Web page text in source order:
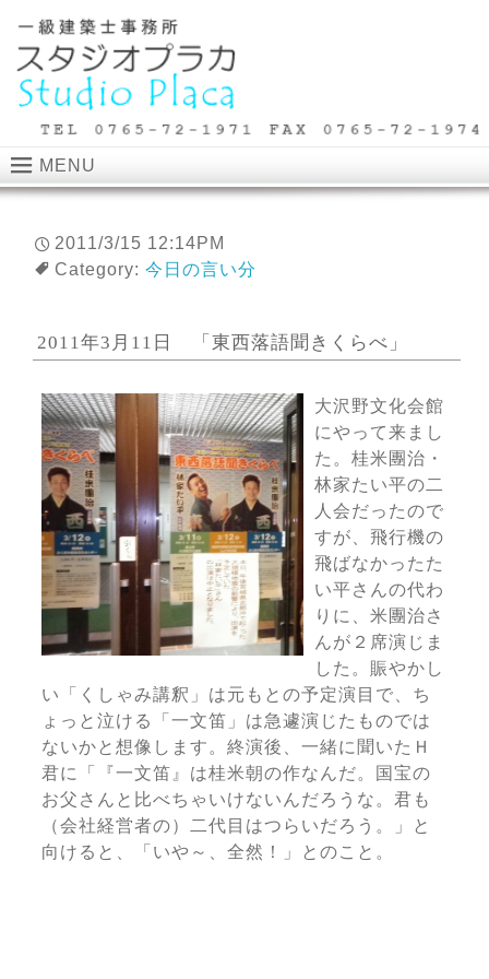
MENU
2011/3/15 12:14PM
Category: 今日の言い分
2011年3月11日 「東西落語聞きくらべ」
大沢野文化会館
にやって来まし
た。桂米團治・
林家たい平の二
人会だったので
すが、飛行機の
飛ばなかったた
い平さんの代わ
りに、米團治さ
んが２席演じま
した。賑やかし
い「くしゃみ講釈」は元もとの予定演目で、ち
ょっと泣ける「一文笛」は急遽演じたものでは
ないかと想像します。終演後、一緒に聞いたＨ
君に「『一文笛』は桂米朝の作なんだ。国宝の
お父さんと比べちゃいけないんだろうな。君も
（会社経営者の）二代目はつらいだろう。」と
向けると、「いや～、全然！」とのこと。